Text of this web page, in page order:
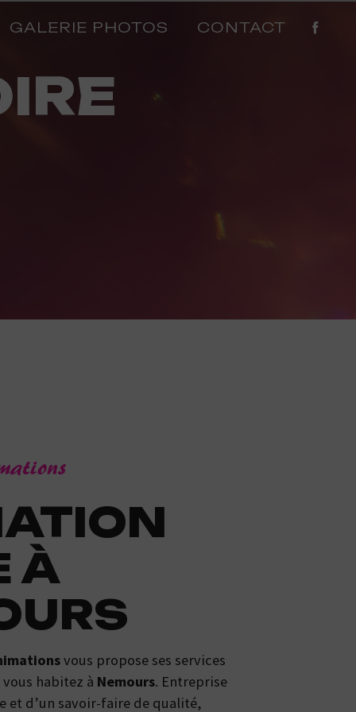
GALERIE PHOTOS CONTACT
À
vous propose ses services
vous habitez à Nemours. Entreprise
et d’un savoir-faire de qualité,